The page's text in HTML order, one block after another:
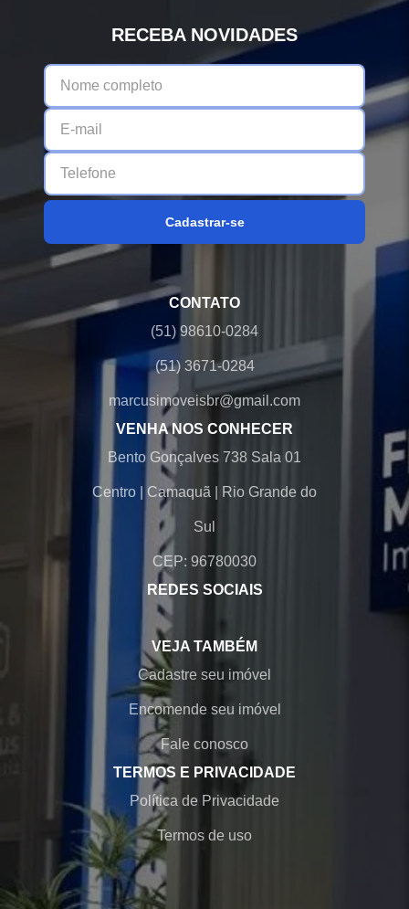
RECEBA NOVIDADES
Cadastrar-se
CONTATO
(51) 98610-0284
(51) 3671-0284
marcusimoveisbr@gmail.com
VENHA NOS CONHECER
Bento Gonçalves 738 Sala 01
Centro Camaquã Rio Grande do
Sul
CEP: 96780030
REDES SOCIAIS
VEJA TAMBÉM
Cadastre seu imóvel
Encomende seu imóvel
Fale conosco
TERMOS E PRIVACIDADE
Política de Privacidade
Termos de uso